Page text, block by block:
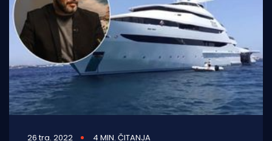
26 tra. 2022 4 MIN. ČITANJA